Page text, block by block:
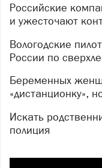
Российские компании разочаровались в удаленке
и ужесточают
Вологодские пилоты – бронзовые призеры Кубка
России по
Беременных женщин предлагают переводить на
«дистанционку»,
Искать родственников детей-сирот поможет
полиция